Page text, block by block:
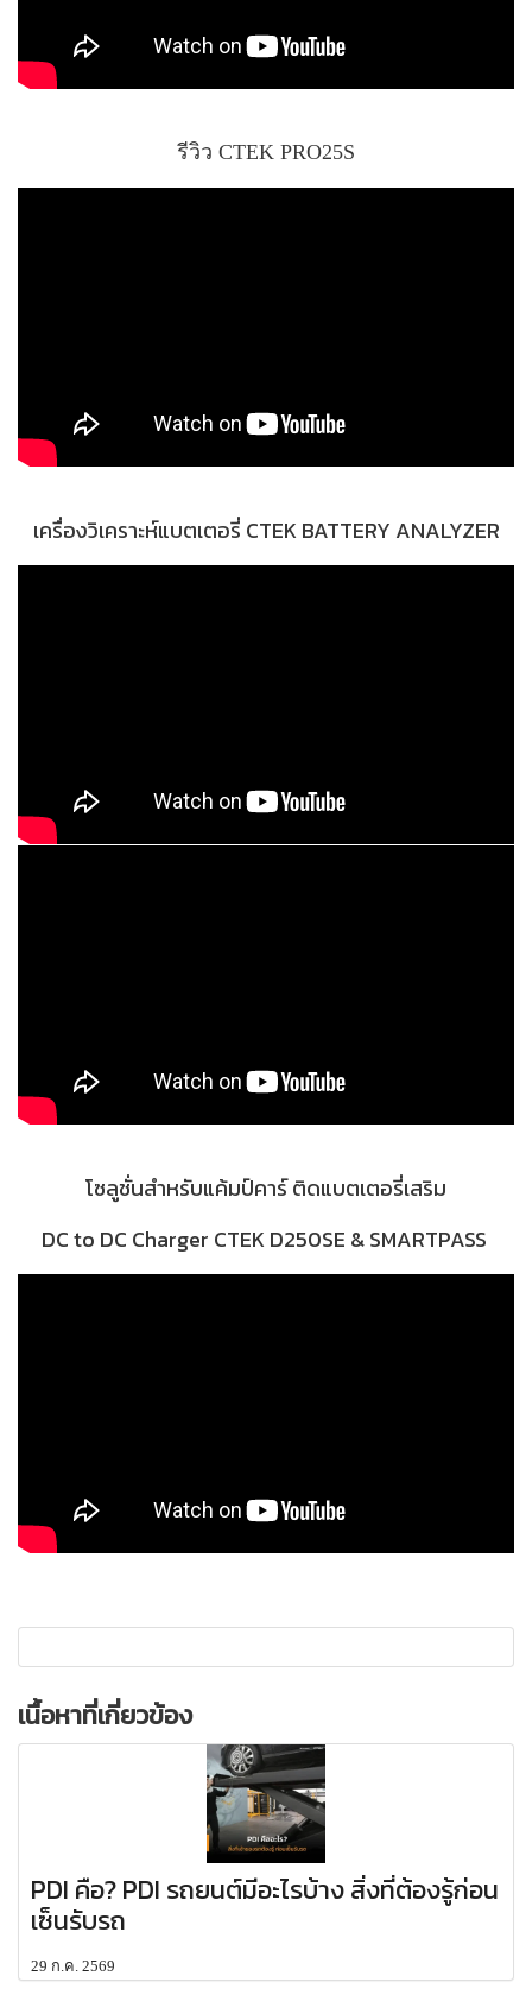
รีวิว CTEK PRO25S
เครื่องวิเคราะห์แบตเตอรี่ CTEK BATTERY ANALYZER
โซลูชั่นสำหรับแค้มป์คาร์ ติดแบตเตอรี่เสริม
DC to DC Charger CTEK D250SE & SMARTPASS
เนื้อหาที่เกี่ยวข้อง
PDI คือ? PDI รถยนต์มีอะไรบ้าง สิ่งที่ต้องรู้ก่อน
เซ็นรับรถ
29 ก.ค. 2569